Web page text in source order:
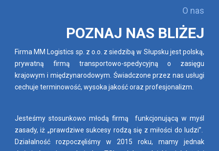
O nas
POZNAJ NAS BLIŻEJ
Firma MM Logistics sp. z o.o. z siedzibą w Słupsku jest polską,
prywatną firmą transportowo-spedycyjną o zasięgu
krajowym i międzynarodowym. Świadczone przez nas usługi
cechuje terminowość, wysoka jakość oraz profesjonalizm.
Jesteśmy stosunkowo młodą firmą funkcjonującą w myśl
zasady, iż „prawdziwe sukcesy rodzą się z miłości do ludzi”.
Działalność rozpoczęliśmy w 2015 roku, mamy jednak